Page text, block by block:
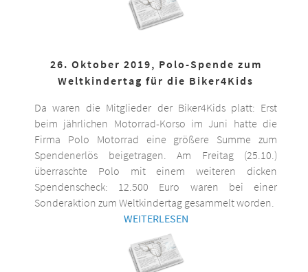
26. Oktober 2019, Polo-Spende zum
Weltkindertag für die Biker4Kids
Da waren die Mitglieder der Biker4Kids platt: Erst
beim jährlichen Motorrad-Korso im Juni hatte die
Firma Polo Motorrad eine größere Summe zum
Spendenerlös beigetragen. Am Freitag (25.10.)
überraschte Polo mit einem weiteren dicken
Spendenscheck: 12.500 Euro waren bei einer
Sonderaktion zum Weltkindertag gesammelt worden.
WEITERLESEN